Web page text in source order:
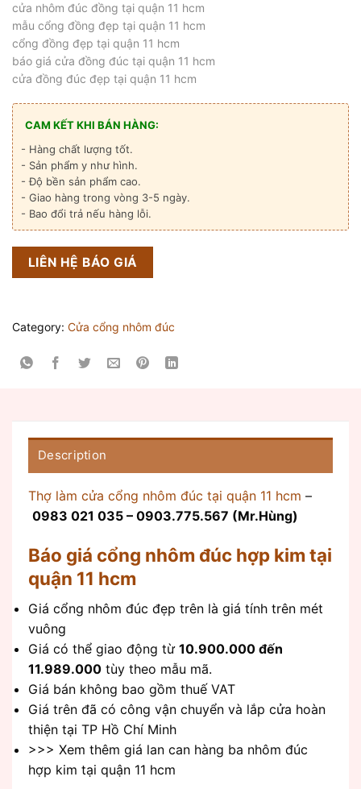
cửa nhôm đúc đồng tại quận 11 hcm
mẫu cổng đồng đẹp tại quận 11 hcm
cổng đồng đẹp tại quận 11 hcm
báo giá cửa đồng đúc tại quận 11 hcm
cửa đồng đúc đẹp tại quận 11 hcm
CAM KẾT KHI BÁN HÀNG:
- Hàng chất lượng tốt.
- Sản phẩm y như hình.
- Độ bền sản phẩm cao.
- Giao hàng trong vòng 3-5 ngày.
- Bao đổi trả nếu hàng lỗi.
LIÊN HỆ BÁO GIÁ
Category: Cửa cổng nhôm đúc
Description
Thợ làm cửa cổng nhôm đúc tại quận 11 hcm –
0983 021 035 – 0903.775.567 (Mr.Hùng)
Báo giá cổng nhôm đúc hợp kim tại
quận 11 hcm
Giá cổng nhôm đúc đẹp trên là giá tính trên mét
vuông
Giá có thể giao động từ 10.900.000 đến
11.989.000 tùy theo mẫu mã.
Giá bán không bao gồm thuế VAT
Giá trên đã có công vận chuyển và lắp cửa hoàn
thiện tại TP Hồ Chí Minh
>>> Xem thêm giá lan can hàng ba nhôm đúc
hợp kim tại quận 11 hcm